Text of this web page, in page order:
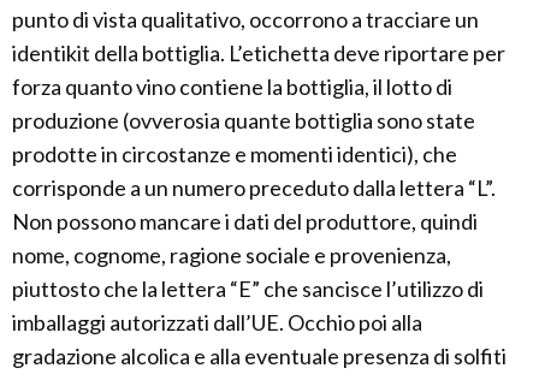
punto di vista qualitativo, occorrono a tracciare un
identikit della bottiglia. L’etichetta deve riportare per
forza quanto vino contiene la bottiglia, il lotto di
produzione (ovverosia quante bottiglia sono state
prodotte in circostanze e momenti identici), che
corrisponde a un numero preceduto dalla lettera “L”.
Non possono mancare i dati del produttore, quindi
nome, cognome, ragione sociale e provenienza,
piuttosto che la lettera “E” che sancisce l’utilizzo di
imballaggi autorizzati dall’UE. Occhio poi alla
gradazione alcolica e alla eventuale presenza di solfiti